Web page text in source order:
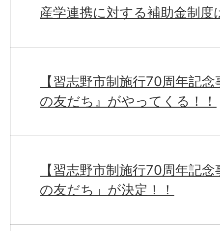
産学連携に対する補助金制
【習志野市制施行70周年記
の友だち』がやってくる！！
【習志野市制施行70周年記
の友だち」が決定！！